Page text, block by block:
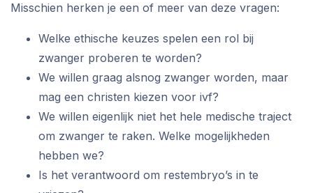
Misschien herken je een of meer van deze vragen:
Welke ethische keuzes spelen een rol bij
zwanger proberen te worden?
We willen graag alsnog zwanger worden, maar
mag een christen kiezen voor ivf?
We willen eigenlijk niet het hele medische traject
om zwanger te raken. Welke mogelijkheden
hebben we?
Is het verantwoord om restembryo’s in te